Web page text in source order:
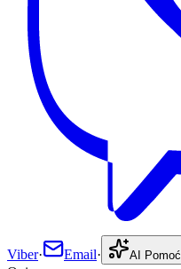
Viber· Email· AI Pomoć